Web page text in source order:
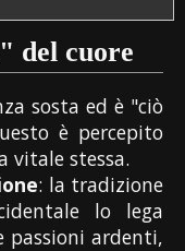
del cuore
sosta ed è "ciò
è percepito
vitale stessa.
: la tradizione
lo lega
passioni ardenti,